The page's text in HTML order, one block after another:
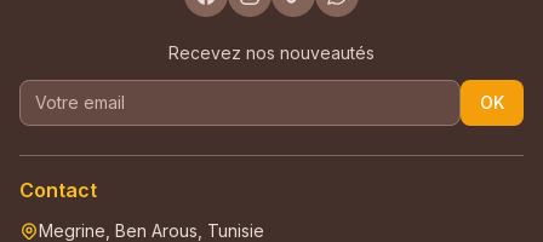
Recevez nos nouveautés
OK
Contact
Megrine, Ben Arous, Tunisie